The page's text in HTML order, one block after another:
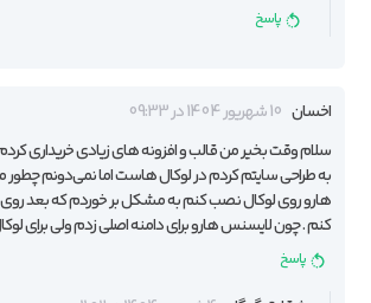
پاسخ
اخسان 10 شهریور 1404 در 09:33
سلام وقت بخیر من قالب و افزونه های زیادی خریداری کردم
به طراحی سایتم کردم در لوکال هاست اما نمی‌دونم چطور
هارو روی لوکال نصب کنم به مشکل بر خوردم که بعد
کنم . چون لایسنس هارو برای دامنه اصلی زدم ولی برای
پاسخ